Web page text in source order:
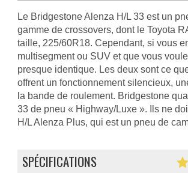
Le Bridgestone Alenza H/L 33 est un
gamme de crossovers, dont le Toyota
taille, 225/60R18. Cependant, si vous
multisegment ou SUV et que vous
presque identique. Les deux sont ce
offrent un fonctionnement silencieux,
la bande de roulement. Bridgestone
33 de pneu « Highway/Luxe ». Ils ne
H/L Alenza Plus, qui est un pneu de
SPÉCIFICATIONS